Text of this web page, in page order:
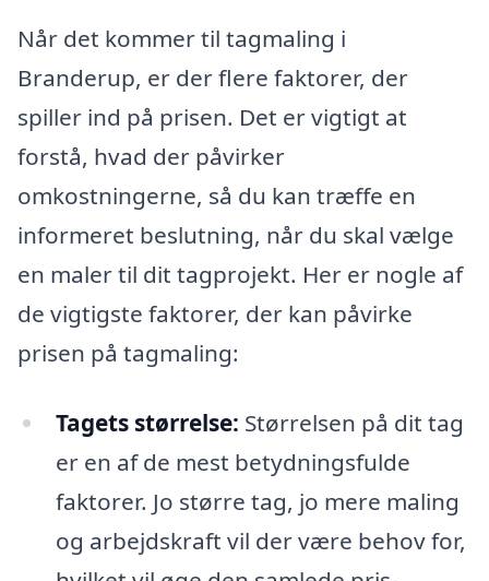
Når det kommer til tagmaling i
Branderup, er der flere faktorer, der
spiller ind på prisen. Det er vigtigt at
forstå, hvad der påvirker
omkostningerne, så du kan træffe en
informeret beslutning, når du skal vælge
en maler til dit tagprojekt. Her er nogle af
de vigtigste faktorer, der kan påvirke
prisen på tagmaling:
Tagets størrelse: Størrelsen på dit tag
er en af de mest betydningsfulde
faktorer. Jo større tag, jo mere maling
og arbejdskraft vil der være behov for,